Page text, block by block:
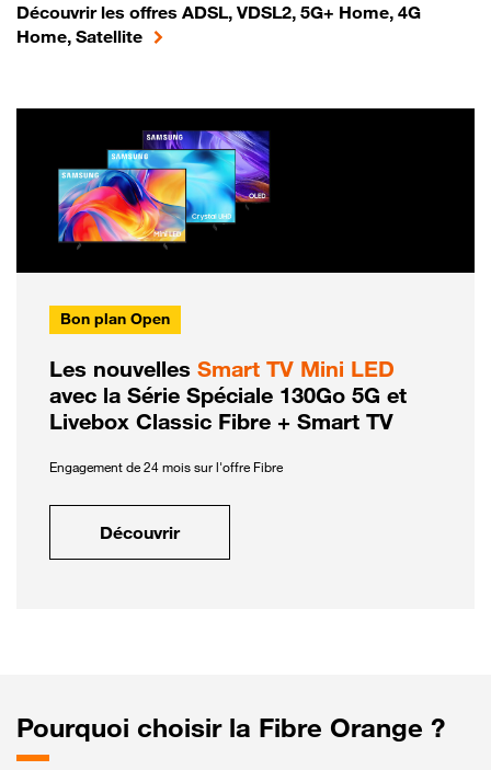
Découvrir les offres ADSL, VDSL2, 5G+ Home, 4G
Home, Satellite
Bon plan Open
Les nouvelles Smart TV Mini LED
avec la Série Spéciale 130Go 5G et
Livebox Classic Fibre + Smart TV
Engagement de 24 mois sur l'offre Fibre
Découvrir
Pourquoi choisir la Fibre Orange ?